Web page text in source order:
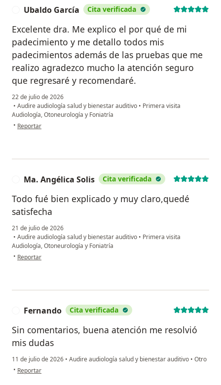
Ubaldo García Cita verificada
Excelente dra. Me explico el por qué de mi
padecimiento y me detallo todos mis
padecimientos además de las pruebas que me
realizo agradezco mucho la atención seguro
que regresaré y recomendaré.
22 de julio de 2026
• Audire audiología salud y bienestar auditivo • Primera visita
Audiología, Otoneurología y Foniatría
• en opinión del usuario Ubaldo García
Reportar
Ma. Angélica Solis Cita verificada
Todo fué bien explicado y muy claro,quedé
satisfecha
21 de julio de 2026
• Audire audiología salud y bienestar auditivo • Primera visita
Audiología, Otoneurología y Foniatría
• en opinión del usuario Ma. Angélica Solis
Reportar
Fernando Cita verificada
Sin comentarios, buena atención me resolvió
mis dudas
11 de julio de 2026 • Audire audiología salud y bienestar auditivo • Otro
• en opinión del usuario Fernando
Reportar